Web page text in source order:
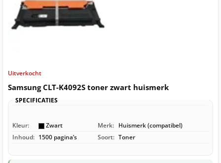
Uitverkocht
Samsung CLT-K4092S toner zwart huismerk
SPECIFICATIES
Kleur: Zwart Merk: Huismerk (compatibel)
Inhoud: 1500 pagina’s Soort: Toner